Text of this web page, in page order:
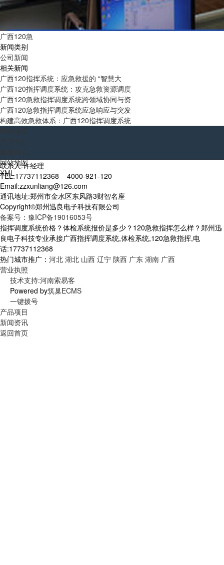
广西120急
新闻类别
公司新闻
相关新闻
广西120指挥系统：应急救援的 “智慧大
广西120指挥调度系统：攻克急救资源调度
广西120急救指挥调度系统跨领域协同与资
广西120急救指挥调度系统应急响应与突发
构建高效急救体系：广西120指挥调度系统
网站地图
XML
联系人:许经理
TEL:17737112368 4000-921-120
Email:zzxunliang@126.com
通讯地址:郑州市金水区东风路3财智名座
Copyright©郑州迅良电子科技有限公司
备案号：豫ICP备19016053号
指挥调度系统价格？体检系统报价是多少？120急救指挥怎么样？郑州迅
良电子科技专业承接广西指挥调度系统,体检系统,120急救指挥,电
话:17737112368
热门城市推广： 河北 湖北 山西 辽宁 陕西 广东 湖南 广西
营业执照
技术支持:河南索易客
Powered by筑巢ECMS
一键拨号
产品项目
新闻资讯
返回首页